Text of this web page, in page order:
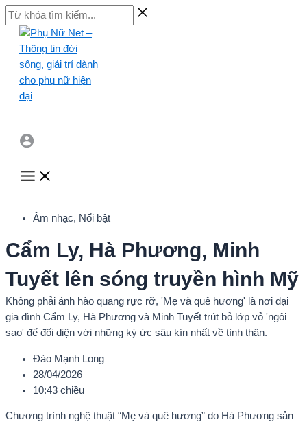
Skip
to
content
Từ
khóa
kiếm...
Main
Menu
Âm nhạc, Nổi bật
Cẩm Ly, Hà Phương, Minh
Tuyết lên sóng truyền hình Mỹ
Không phải ánh hào quang rực rỡ, 'Mẹ và quê hương' là nơi đại
gia đình Cẩm Ly, Hà Phương và Minh Tuyết trút bỏ lớp vỏ 'ngôi
sao' để đối diện với những ký ức sâu kín nhất về tình thân.
Đào Mạnh Long
28/04/2026
10:43 chiều
Chương trình nghệ thuật “Mẹ và quê hương” do Hà Phương sản